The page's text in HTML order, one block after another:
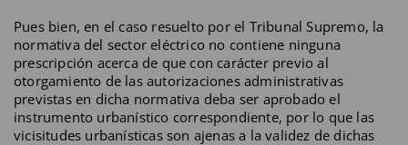
Pues bien, en el caso resuelto por el Tribunal Supremo, la
normativa del sector eléctrico no contiene ninguna
prescripción acerca de que con carácter previo al
otorgamiento de las autorizaciones administrativas
previstas en dicha normativa deba ser aprobado el
instrumento urbanístico correspondiente, por lo que las
vicisitudes urbanísticas son ajenas a la validez de dichas